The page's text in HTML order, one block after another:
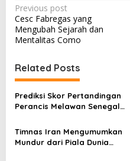
P
o
s
t
n
a
v
i
g
Previous post
Cesc Fabregas yang
Mengubah Sejarah dan
Mentalitas Como
Related Posts
Prediksi Skor Pertandingan
Perancis Melawan Senegal
Timnas Iran Mengumumkan
Mundur dari Piala Dunia